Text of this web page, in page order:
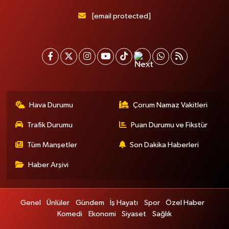
[email protected]
Hava Durumu Çorum Namaz Vakitleri
Trafik Durumu Puan Durumu ve Fikstür
Tüm Manşetler Son Dakika Haberleri
Haber Arşivi
Genel Ünlüler Gündem İş Hayatı Spor
Özel Haber
Komedi
Ekonomi Siyaset Sağlık